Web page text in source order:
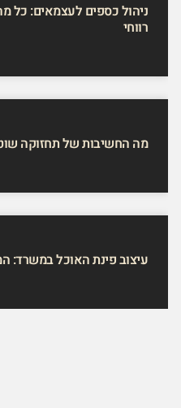
ניהול כספים לעצמאים: כל
רווחי
מה החשיבות של תחזוקה
עיצוב פינת האוכל במשרד: